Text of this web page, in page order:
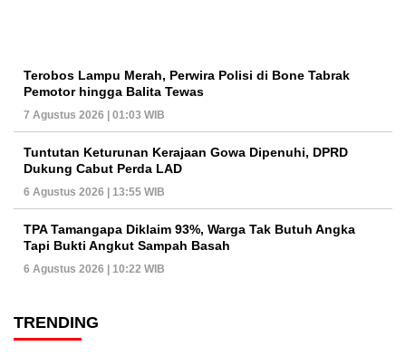
Terobos Lampu Merah, Perwira Polisi di Bone Tabrak
Pemotor hingga Balita Tewas
7 Agustus 2026 | 01:03 WIB
Tuntutan Keturunan Kerajaan Gowa Dipenuhi, DPRD
Dukung Cabut Perda LAD
6 Agustus 2026 | 13:55 WIB
TPA Tamangapa Diklaim 93%, Warga Tak Butuh Angka
Tapi Bukti Angkut Sampah Basah
6 Agustus 2026 | 10:22 WIB
TRENDING